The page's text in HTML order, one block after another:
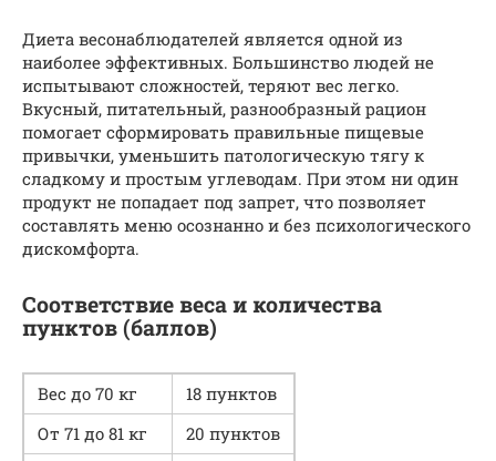
Диета весонаблюдателей является одной из
наиболее эффективных. Большинство людей не
испытывают сложностей, теряют вес легко.
Вкусный, питательный, разнообразный рацион
помогает сформировать правильные пищевые
привычки, уменьшить патологическую тягу к
сладкому и простым углеводам. При этом ни один
продукт не попадает под запрет, что позволяет
составлять меню осознанно и без психологического
дискомфорта.
Соответствие веса и количества
пунктов (баллов)
Вес до 70 кг
18 пунктов
От 71 до 81 кг
20 пунктов